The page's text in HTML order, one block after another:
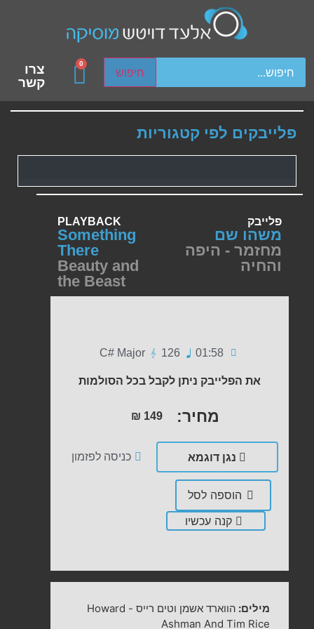
חיפוש
device users, explore by touch or with swipe gestures.
0
צרו
קשר
פלייבקים לפי קטגוריות
פלייבק
משהו שם
מחזמר - היפה
והחיה
PLAYBACK
Something
There
Beauty and
the Beast
01:58
126
C# Major
את הפלייבק ניתן לקבל בכל הסולמות
מחיר: ₪ 149
נגן דוגמא כניסה לפזמון
הוספה לסל
קנה עכשיו
מילים: הווארד אשמן וטים רייס -
Howard
Ashman And Tim Rice